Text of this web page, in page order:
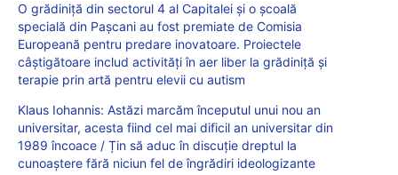
O grădiniță din sectorul 4 al Capitalei și o școală
specială din Pașcani au fost premiate de Comisia
Europeană pentru predare inovatoare. Proiectele
câștigătoare includ activități în aer liber la grădiniță și
terapie prin artă pentru elevii cu autism
Klaus Iohannis: Astăzi marcăm începutul unui nou an
universitar, acesta fiind cel mai dificil an universitar din
1989 încoace / Țin să aduc în discuție dreptul la
cunoaștere fără niciun fel de îngrădiri ideologizante